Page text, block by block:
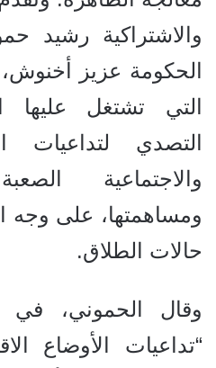
والاشتراكية رشيد
الحكومة عزيز أخنوش،
التي تشتغل
التصدي لتداعيات
والاجتماعية
ومساهمتها، على
حالات الطلاق.
وقال الحموني،
“تداعيات الأوضاع